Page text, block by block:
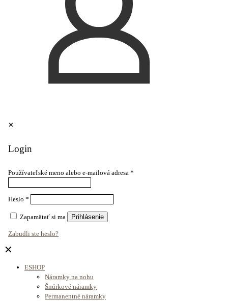
✕
Login
Používateľské meno alebo e-mailová adresa *
Heslo *
Zapamätať si ma Prihlásenie
Zabudli ste heslo?
✕
ESHOP
Náramky na nohu
Šnúrkové náramky
Permanentné náramky